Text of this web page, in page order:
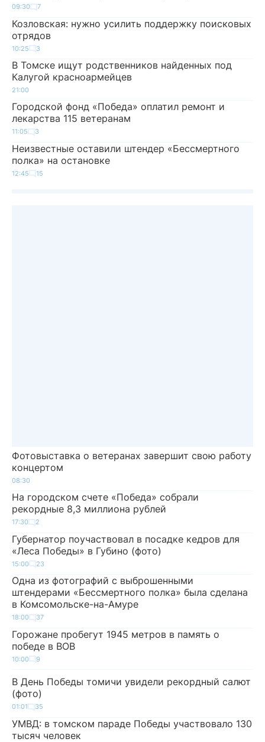
09:30 7
Козловская: нужно усилить поддержку поисковых
отрядов
10:25 3
В Томске ищут родственников найденных под
Калугой красноармейцев
21:00
Городской фонд «Победа» оплатил ремонт и
лекарства 115 ветеранам
11:05 3
Неизвестные оставили штендер «Бессмертного
полка» на остановке
12:45 15
Фотовыставка о ветеранах завершит свою работу
концертом
08:30
На городском счете «Победа» собрали
рекордные 8,3 миллиона рублей
17:30 2
Губернатор поучаствовал в посадке кедров для
«Леса Победы» в Губино (фото)
15:00 23
Одна из фотографий с выброшенными
штендерами «Бессмертного полка» была сделана
в Комсомольске-на-Амуре
18:00 37
Горожане пробегут 1945 метров в память о
победе в ВОВ
10:00 9
В День Победы томичи увидели рекордный салют
(фото)
01:01 35
УМВД: в томском параде Победы участвовало 130
тысяч человек